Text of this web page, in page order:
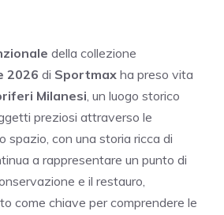
della collezione
2026 di Sportmax ha preso vita
Milanesi, un luogo storico
preziosi attraverso le
spazio, con una storia ricca di
a rappresentare un punto di
e il restauro,
come chiave per comprendere le